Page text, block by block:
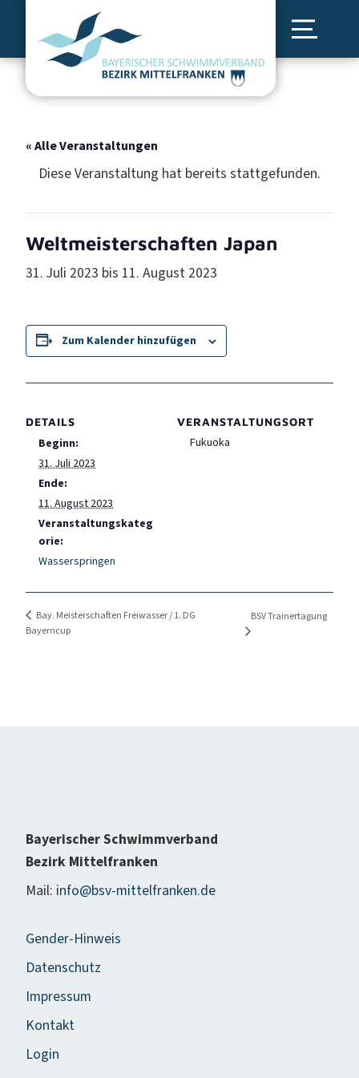
« Alle Veranstaltungen
Diese Veranstaltung hat bereits stattgefunden.
Weltmeisterschaften Japan
31. Juli 2023 bis 11. August 2023
Zum Kalender hinzufügen
DETAILS
Beginn:
31. Juli 2023
Ende:
11. August 2023
Veranstaltungskateg
orie:
Wasserspringen
VERANSTALTUNGSORT
Fukuoka
Bay. Meisterschaften Freiwasser / 1. DG
Bayerncup
BSV Trainertagung
Bayerischer Schwimmverband
Bezirk Mittelfranken
Mail: info@bsv-mittelfranken.de
Gender-Hinweis
Datenschutz
Impressum
Kontakt
Login